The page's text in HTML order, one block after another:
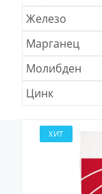
Железо
Марганец
Молибден
Цинк
ХИТ